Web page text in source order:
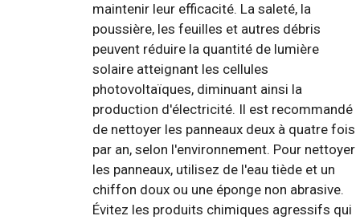
maintenir leur efficacité. La saleté, la
poussière, les feuilles et autres débris
peuvent réduire la quantité de lumière
solaire atteignant les cellules
photovoltaïques, diminuant ainsi la
production d'électricité. Il est recommandé
de nettoyer les panneaux deux à quatre fois
par an, selon l'environnement. Pour nettoyer
les panneaux, utilisez de l'eau tiède et un
chiffon doux ou une éponge non abrasive.
Évitez les produits chimiques agressifs qui